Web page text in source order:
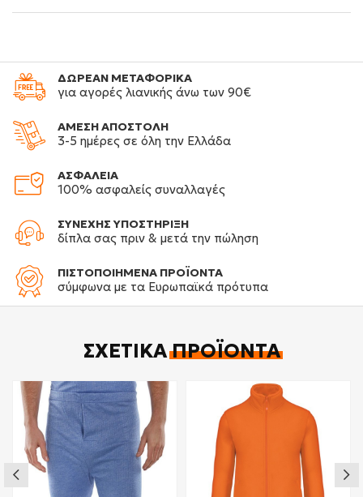
ΔΩΡΕΑΝ ΜΕΤΑΦΟΡΙΚΑ
για αγορές λιανικής άνω των 90€
ΑΜΕΣΗ ΑΠΟΣΤΟΛΗ
3-5 ημέρες σε όλη την Ελλάδα
ΑΣΦΑΛΕΙΑ
100% ασφαλείς συναλλαγές
ΣΥΝΕΧΗΣ ΥΠΟΣΤΗΡΙΞΗ
δίπλα σας πριν & μετά την πώληση
ΠΙΣΤΟΠΟΙΗΜΕΝΑ ΠΡΟΪΟΝΤΑ
σύμφωνα με τα Ευρωπαϊκά πρότυπα
ΣΧΕΤΙΚΆΠΡΟΪΌΝΤΑ